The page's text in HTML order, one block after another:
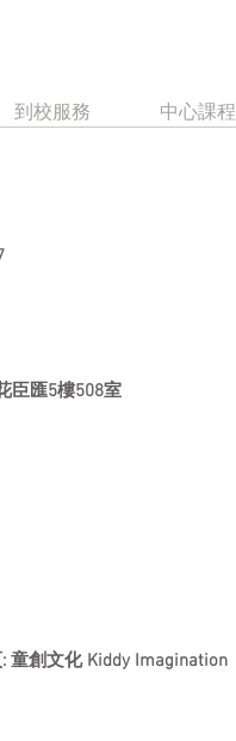
到校服務 中心課程
臣匯5樓508室
童創文化 Kiddy Imagination